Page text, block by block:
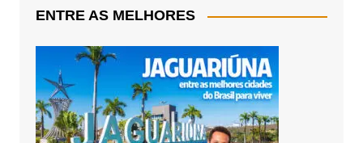
ENTRE AS MELHORES